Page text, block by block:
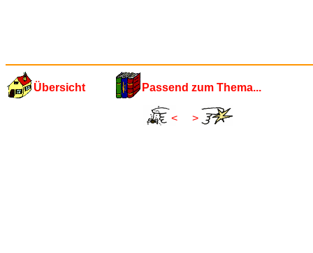
Übersicht Passend zum Thema...
< >